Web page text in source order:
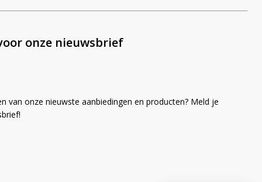
onze nieuwsbrief
van onze nieuwste aanbiedingen en producten? Meld je